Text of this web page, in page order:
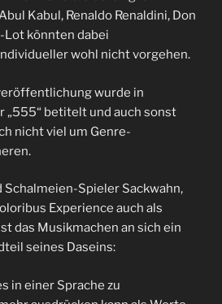
Kabul, Renaldo Renaldini, Don
Lot könnten dabei
wohl nicht vorgehen.
wurde in
„555“ betitelt und auch sonst
nicht viel um Genre-
Schalmeien-Spieler Sackwahn,
Experience auch als
das Musikmachen an sich ein
seines Daseins:
in einer Sprache zu